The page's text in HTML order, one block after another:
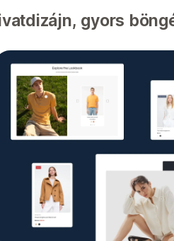
gyors